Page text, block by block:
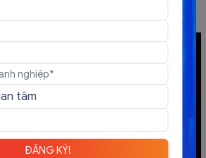
ĐĂNG KÝ!
mềm quản lý bán hàng EasyPos